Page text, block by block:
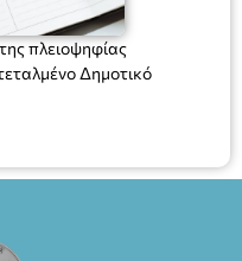
πλειοψηφίας
Δημοτικό